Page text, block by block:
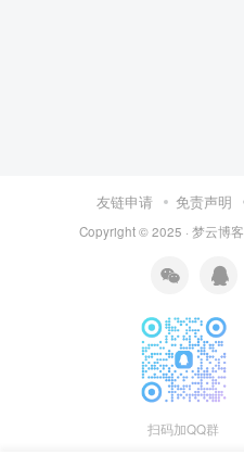
友链申请 免责声明
Copyright © 2025 · 梦云博客
扫码加QQ群